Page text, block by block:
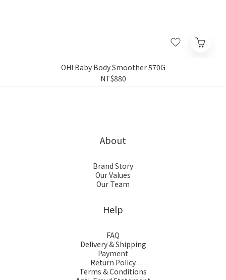
OH! Baby Body Smoother 570G
NT$880
About
Brand Story
Our Values
Our Team
Help
FAQ
Delivery & Shipping
Payment
Return Policy
Terms & Conditions